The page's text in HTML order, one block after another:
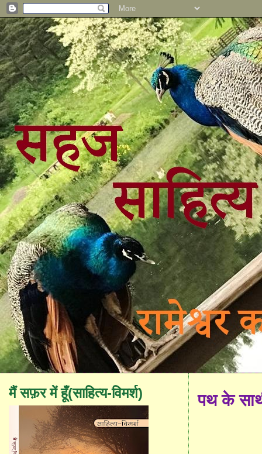
पथ के
मैं सफ़र में हूँ(साहित्य-विमर्श)